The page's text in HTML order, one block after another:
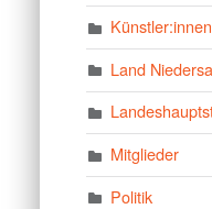
Künstler:innen
Land
Mitglieder
Politik